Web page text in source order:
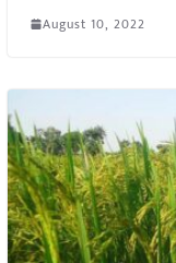
August 10, 2022